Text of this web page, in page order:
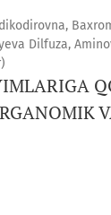
Dilfuza,